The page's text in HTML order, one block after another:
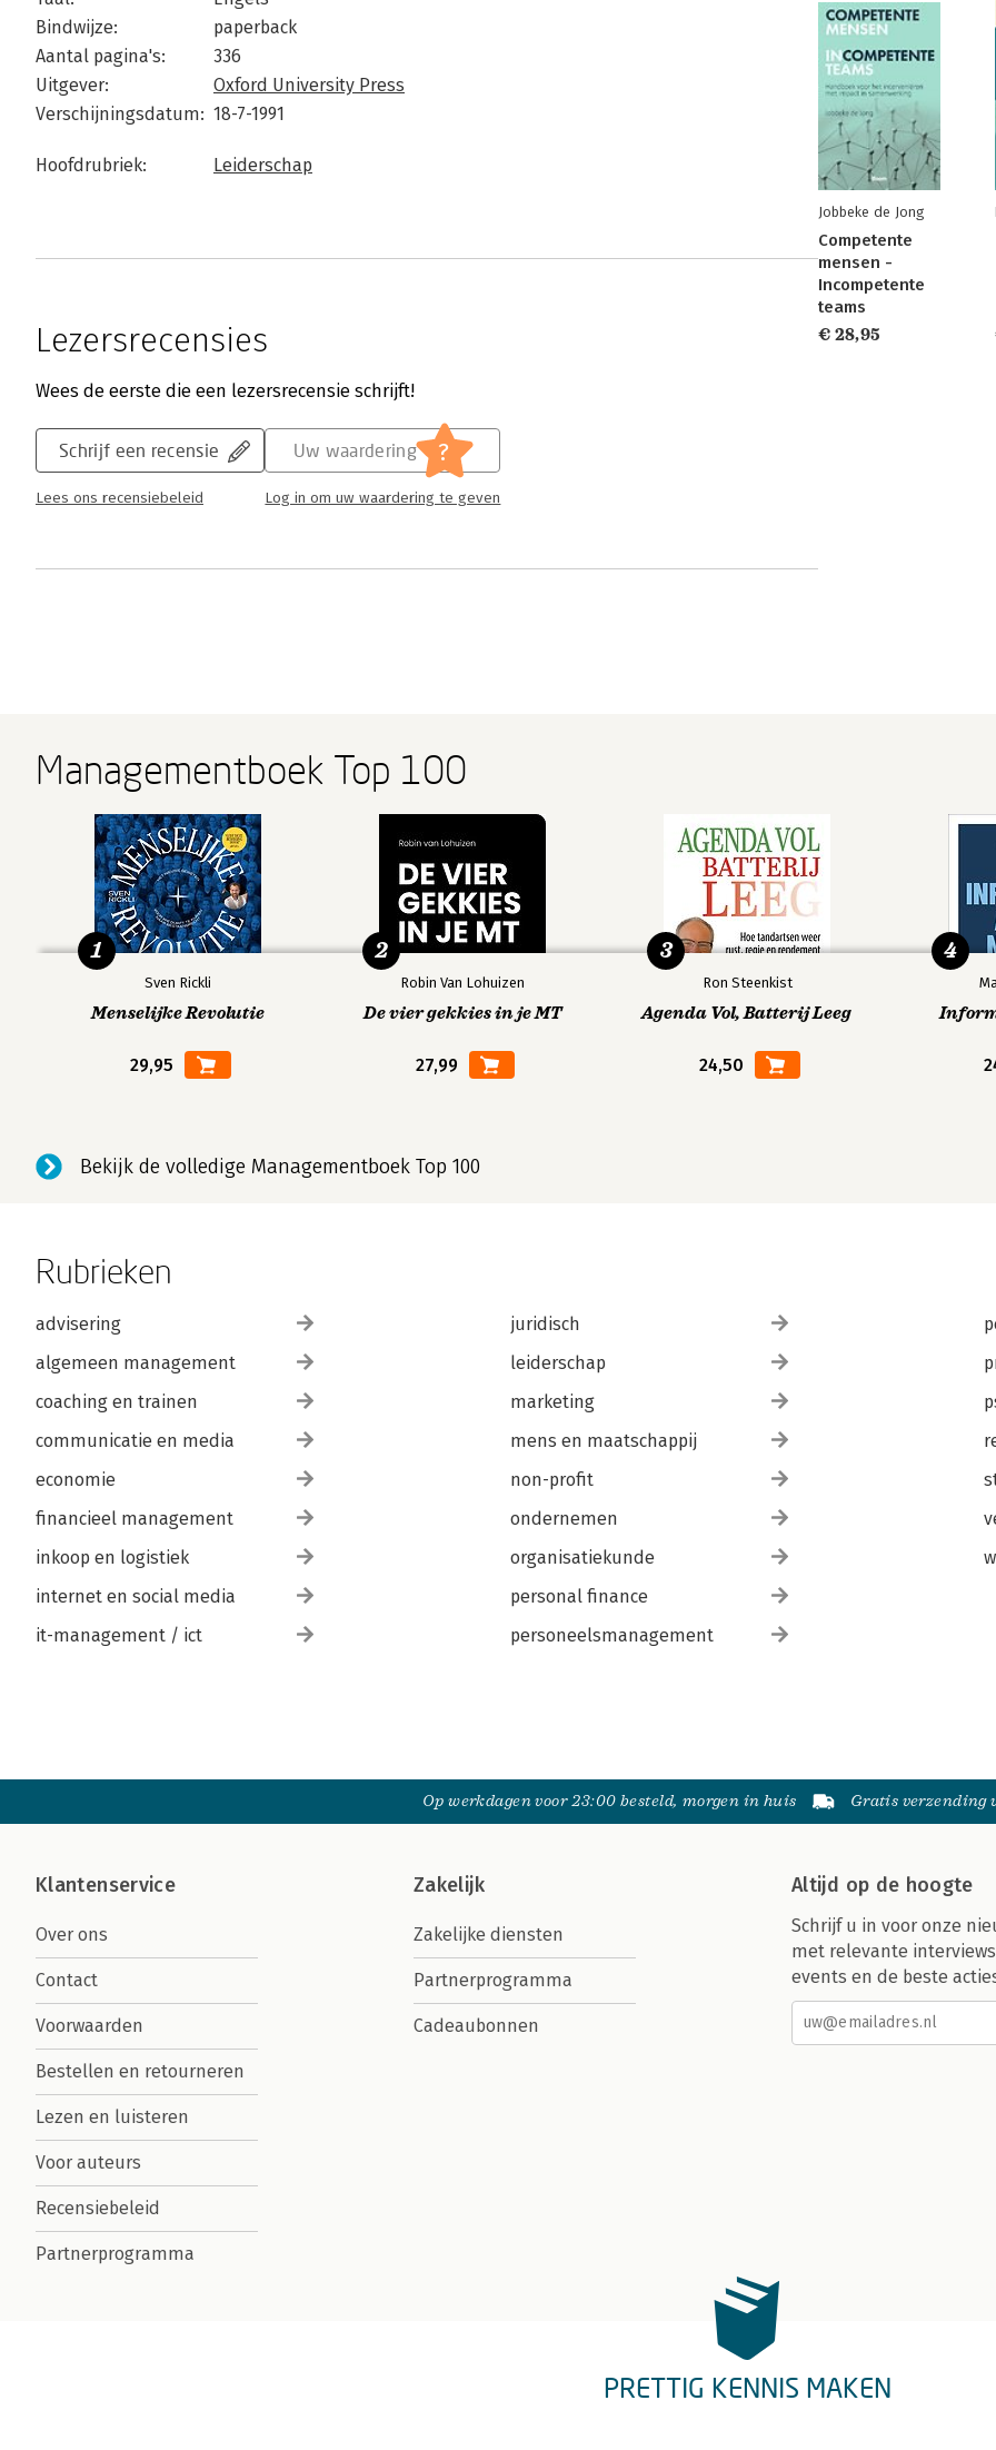
Bindwijze:
paperback
Aantal pagina's:
336
Uitgever:
Oxford University Press
Verschijningsdatum: 18-7-1991
Hoofdrubriek: Leiderschap
Lezersrecensies
Wees de eerste die een lezersrecensie schrijft!
Schrijf een recensie
Lees ons recensiebeleid
Uw waardering ?
Log in om uw waardering te geven
Jobbeke de Jong
Competente
mensen -
Incompetente
teams
€ 28,95
Managementboek Top 100
Sven Rickli
Menselijke Revolutie
29,95
1
Robin Van Lohuizen
De vier gekkies in je MT
27,99
2
Ron Steenkist
Agenda Vol, Batterij Leeg
24,50
3 4
Bekijk de volledige Managementboek Top 100
Rubrieken
advisering
algemeen management
coaching en trainen
communicatie en media
economie
financieel management
inkoop en logistiek
internet en social media
it-management / ict
juridisch
leiderschap
marketing
mens en maatschappij
non-profit
ondernemen
organisatiekunde
personal finance
personeelsmanagement
Op werkdagen voor 23:00 besteld, morgen in huis Gratis verzending
Klantenservice
Over ons
Contact
Voorwaarden
Bestellen en retourneren
Lezen en luisteren
Voor auteurs
Recensiebeleid
Partnerprogramma
Zakelijk
Zakelijke diensten
Partnerprogramma
Cadeaubonnen
Altijd op de hoogte
Schrijf u in voor onze
met relevante
events en de beste
PRETTIG KENNIS MAKEN